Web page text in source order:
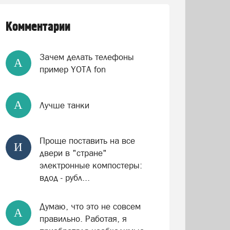
Комментарии
А
Зачем делать телефоны
пример YOTA fon
А Лучше танки
И
Проще поставить на все
двери в "стране"
электронные компостеры:
вдод - рубл...
А
Думаю, что это не совсем
правильно. Работая, я